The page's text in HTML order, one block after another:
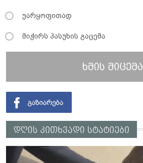
უარყოფითად
მიჭირს პასუხის გაცემა
ხმის მიცემა
დღის კითხვადი სტატიები